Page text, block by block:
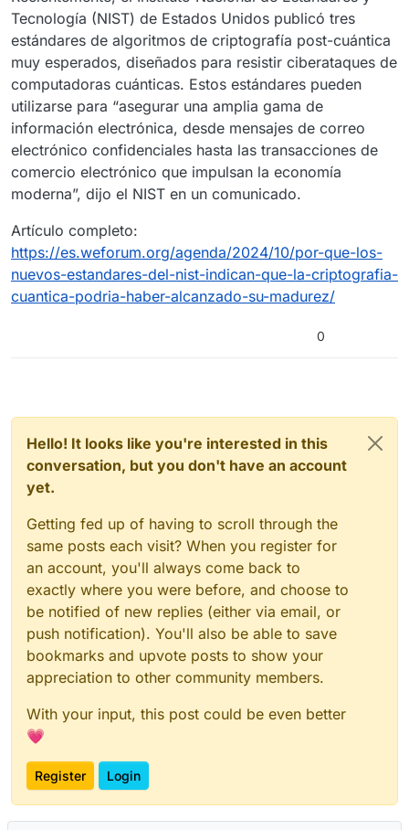
Tecnología (NIST) de Estados Unidos publicó tres
estándares de algoritmos de criptografía post-cuántica
muy esperados, diseñados para resistir ciberataques de
computadoras cuánticas. Estos estándares pueden
utilizarse para “asegurar una amplia gama de
información electrónica, desde mensajes de correo
electrónico confidenciales hasta las transacciones de
comercio electrónico que impulsan la economía
moderna”, dijo el NIST en un comunicado.
Artículo completo:
https://es.weforum.org/agenda/2024/10/por-que-los-
nuevos-estandares-del-nist-indican-que-la-criptografia-
cuantica-podria-haber-alcanzado-su-madurez/
0
Hello! It looks like you're interested in this
conversation, but you don't have an account
yet.
Getting fed up of having to scroll through the
same posts each visit? When you register for
an account, you'll always come back to
exactly where you were before, and choose to
be notified of new replies (either via email, or
push notification). You'll also be able to save
bookmarks and upvote posts to show your
appreciation to other community members.
With your input, this post could be even better
💗
Register Login